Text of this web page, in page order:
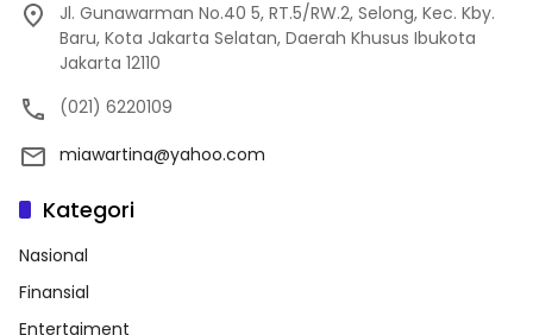
Jl. Gunawarman No.40 5, RT.5/RW.2, Selong, Kec. Kby.
Baru, Kota Jakarta Selatan, Daerah Khusus Ibukota
Jakarta 12110
(021) 6220109
miawartina@yahoo.com
Kategori
Nasional
Finansial
Entertaiment